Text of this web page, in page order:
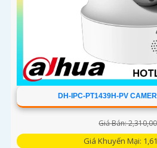
DH-IPC-PT1439H-PV
Giá Bán:
Giá Khuyến Mại: